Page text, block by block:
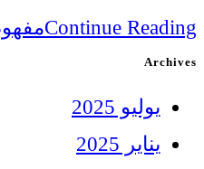
Continue Reading
Archives
يوليو 2025
يناير 2025